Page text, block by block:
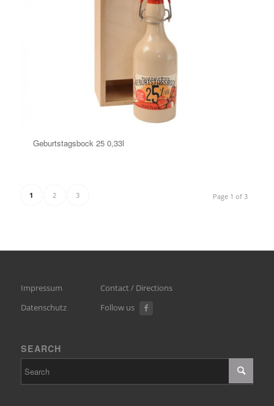
Geburtstagsbock 25 0,33l
Page 1 of 3
1 2 3
Impressum
Datenschutz
Contact / Directions
Follow us
SEARCH